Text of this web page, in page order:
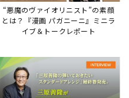
“悪魔のヴァイオリニスト”の素顔
とは？『漫画 パガニーニ』ミニラ
イブ＆トークレポート